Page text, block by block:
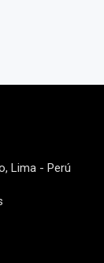
Lima - Perú